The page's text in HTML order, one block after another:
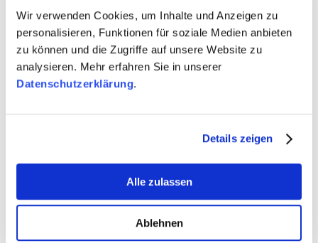
Wir verwenden Cookies, um Inhalte und Anzeigen zu
personalisieren, Funktionen für soziale Medien anbieten
zu können und die Zugriffe auf unsere Website zu
analysieren. Mehr erfahren Sie in unserer
Datenschutzerklärung.
Details zeigen
Alle zulassen
Ablehnen
Bindeglied zwischen engagierter Zivilgesellschaft
und institutionalisierter Politik und hat sich zum Ziel
gemacht, progressive Strömungen zu bündeln und
ein Momentum für Veränderung anzustoßen. BNB
unterstützt überparteilich Kandidierende bei ihrer
Wie kann gerechte Bildungspolitik aussehen und
Grundschulen? Welche finanziellen und